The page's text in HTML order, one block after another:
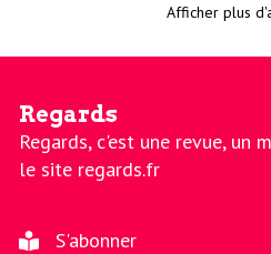
Afficher plus
Regards
Regards, c'est une revue, un
le site regards.fr
S'abonner